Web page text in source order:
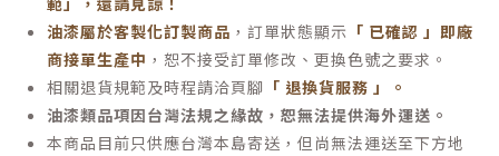
油漆屬於客製化訂製商品 ，訂單狀態顯示 「 已確認 」即廠
商接單生產中 ，恕不接受訂單修改、更換色號之要求。
相關退貨規範及時程請洽頁腳 「 退換貨服務 」
。
油漆類品項因台灣法規之緣故，恕無法提供海外運送。
本商品目前只供應台灣本島寄送，但尚無法運送至下方地